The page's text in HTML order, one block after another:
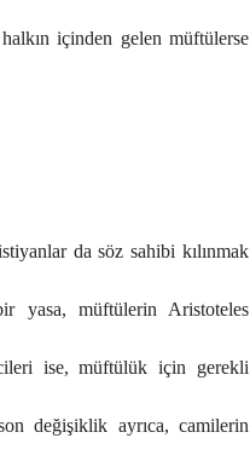
içinden gelen müftülerse
da söz sahibi kılınmak
yasa, müftülerin Aristoteles
ise, müftülük için gerekli
değişiklik ayrıca, camilerin